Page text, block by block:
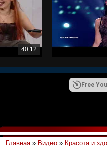
40:12
Free
Главная » Видео » Красота и